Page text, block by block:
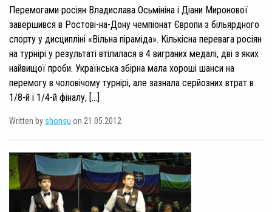
Перемогами росіян Владислава Осьмініна і Діани Миронової
завершився в Ростові-на-Дону чемпіонат Європи з більярдного
спорту у дисципліні «Вільна піраміда». Кількісна перевага росіян
на турнірі у результаті втілилася в 4 виграних медалі, дві з яких
найвищої проби. Українська збірна мала хороші шанси на
перемогу в чоловічому турнірі, але зазнала серйозних втрат в
1/8-й і 1/4-й фіналу, […]
Written by shonsu on 21.05.2012